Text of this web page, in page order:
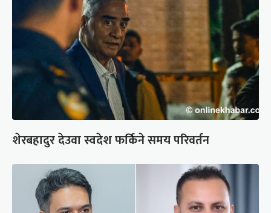
शेरबहादुर देउवा स्वदेश फर्किने समय परिवर्तन